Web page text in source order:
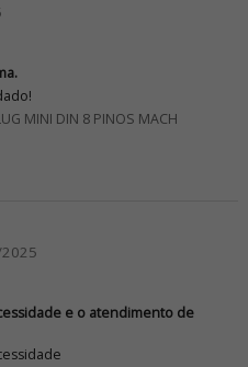
MINI DIN 8 PINOS MACH
e o atendimento de